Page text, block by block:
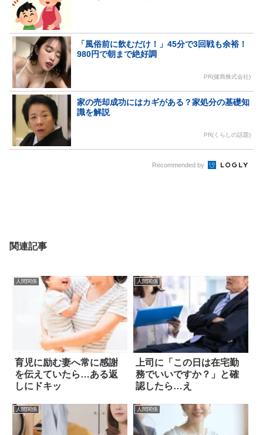
「風俗前に飲むだけ！」45分で3回戦も余裕！
980円で朝まで絶好調
PR(健商株式会社)
家の売却成功にはカギがある？家処分の基礎知
識を解説
PR(くらしの話題)
Recommended by
関連記事
人間関係
育児に励む妻へ常に感謝
を伝えていたら…ある返
しにドキッ
人間関係
上司に「この日は在宅勤
務でいいですか？」と確
認したら…え
人間関係 人間関係